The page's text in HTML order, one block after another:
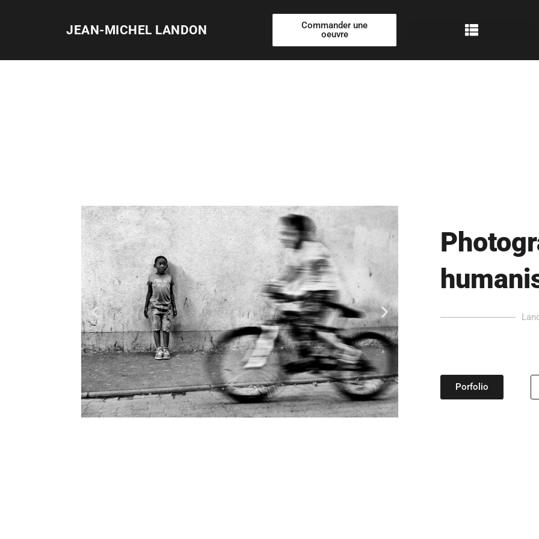
JEAN-MICHEL LANDON
Commander une
oeuvre
Porfolio